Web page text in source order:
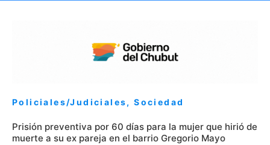
Policiales/Judiciales,Sociedad
Prisión preventiva por 60 días para la mujer que hirió de
muerte a su ex pareja en el barrio Gregorio Mayo